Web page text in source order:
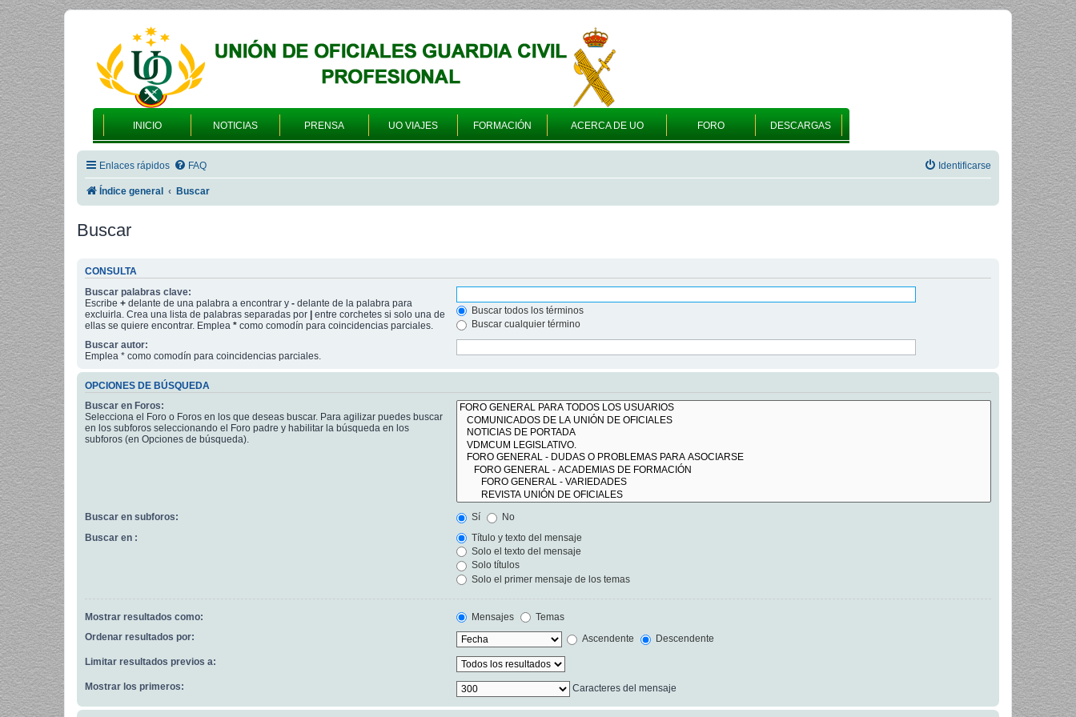
INICIO NOTICIAS PRENSA UO VIAJES FORMACIÓN ACERCA DE UO FORO DESCARGAS
Enlaces rápidos FAQ Identificarse
Índice general Buscar
Buscar
CONSULTA
Buscar palabras clave:
Escribe + delante de una palabra a encontrar y - delante de la palabra para
excluirla. Crea una lista de palabras separadas por
entre corchetes si solo una de
ellas se quiere encontrar. Emplea * como comodín para coincidencias parciales.
Buscar todos los términos
Buscar cualquier término
Buscar autor:
Emplea * como comodín para coincidencias parciales.
OPCIONES DE BÚSQUEDA
Buscar en Foros:
Selecciona el Foro o Foros en los que deseas buscar. Para agilizar puedes buscar
en los subforos seleccionando el Foro padre y habilitar la búsqueda en los
subforos (en Opciones de búsqueda).
Buscar en subforos: Sí
No
Buscar en :
Título y texto del mensaje
Solo el texto del mensaje
Solo títulos
Solo el primer mensaje de los temas
Mostrar resultados como: Mensajes
Temas
Ordenar resultados por:
Ascendente Descendente
Limitar resultados previos a:
Mostrar los primeros: Caracteres del mensaje